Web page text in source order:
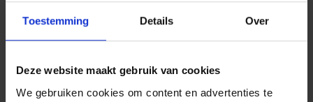
Toestemming Details Over
Deze website maakt gebruik van cookies
We gebruiken cookies om content en advertenties te